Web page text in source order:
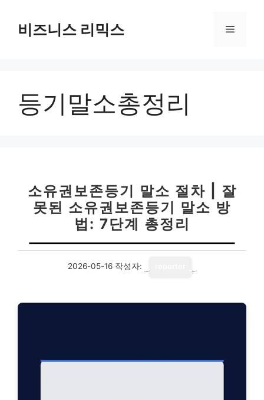
비즈니스 리믹스 메
등기말소총정리
소유권보존등기 말소 절차 | 잘
못된 소유권보존등기 말소 방
법: 7단계 총정리
2026-05-16 작성자: